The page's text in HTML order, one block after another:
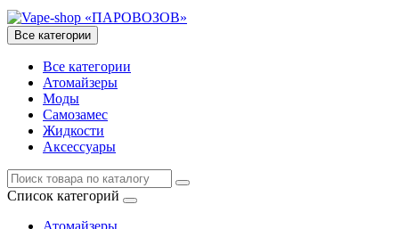
Все категории
Все категории
Атомайзеры
Моды
Самозамес
Жидкости
Аксессуары
Список категорий
Атомайзеры